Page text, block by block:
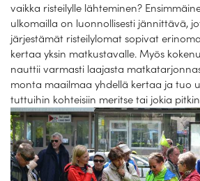
vaikka risteilylle lähteminen?
ulkomailla on luonnollisesti jännittävä,
järjestämät risteilylomat sopivat
kertaa yksin matkustavalle. Myös
nauttii varmasti laajasta
monta maailmaa yhdellä kertaa ja tuo
tuttuihin kohteisiin meritse tai jokia